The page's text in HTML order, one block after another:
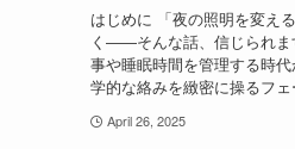
はじめに 「夜の照明を変え
く――そんな話、信じられま
事や睡眠時間を管理する時
学的な絡みを緻密に操るフ
April 26, 2025